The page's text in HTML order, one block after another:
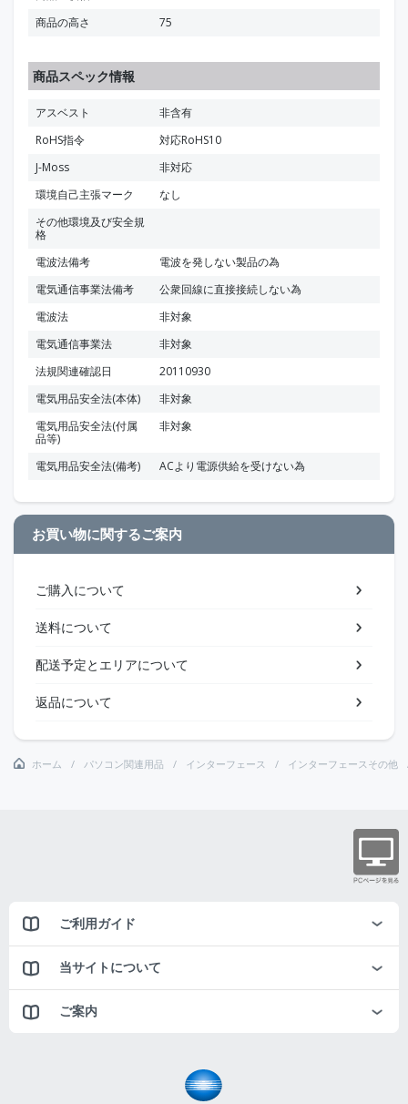
商品の高さ
75
商品スペック情報
アスベスト
非含有
RoHS指令
対応RoHS10
J-Moss
非対応
環境自己主張マーク
なし
その他環境及び安全規
格
電波法備考
電波を発しない製品の為
電気通信事業法備考
公衆回線に直接接続しない為
電波法
非対象
電気通信事業法
非対象
法規関連確認日
20110930
電気用品安全法(本体)
非対象
電気用品安全法(付属
品等)
非対象
電気用品安全法(備考) ACより電源供給を受けない為
お買い物に関するご案内
ご購入について
送料について
配送予定とエリアについて
返品について
ホーム パソコン関連用品 インターフェース インターフェースその他
ご利用ガイド
当サイトについて
ご案内